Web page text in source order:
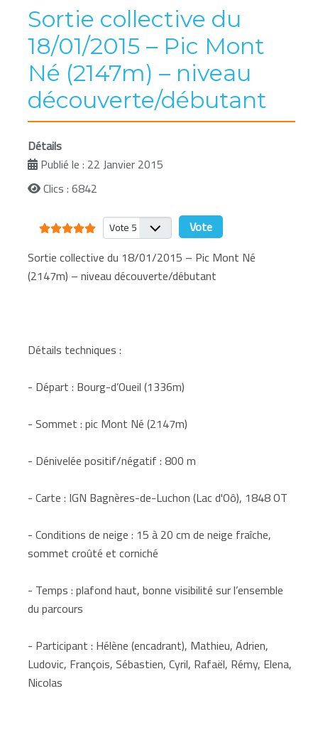
Sortie collective du
18/01/2015 – Pic Mont
Né (2147m) – niveau
découverte/débutant
Détails
Publié le : 22 Janvier 2015
Clics : 6842
Vote utilisateur:5/5
Veuillez voter
Sortie collective du 18/01/2015 – Pic Mont Né
(2147m) – niveau découverte/débutant
Détails techniques :
- Départ : Bourg-d’Oueil (1336m)
- Sommet : pic Mont Né (2147m)
- Dénivelée positif/négatif : 800 m
- Carte : IGN Bagnères-de-Luchon (Lac d'Oô), 1848 OT
- Conditions de neige : 15 à 20 cm de neige fraîche,
sommet croûté et corniché
- Temps : plafond haut, bonne visibilité sur l’ensemble
du parcours
- Participant : Hélène (encadrant), Mathieu, Adrien,
Ludovic, François, Sébastien, Cyril, Rafaël, Rémy, Elena,
Nicolas